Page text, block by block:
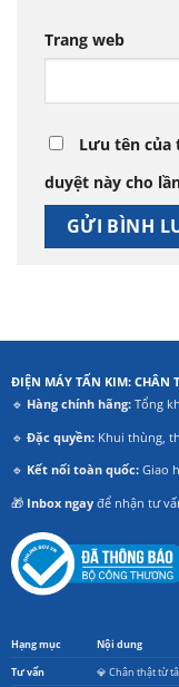
Trang web
Lưu tên của
duyệt này cho
ĐIỆN MÁY TẤN KIM: CHÂN
🔹 Hàng chính hãng:Tổng
🔹 Đặc quyền:Khui thùng,
🔹 Kết nối toàn quốc:Giao
🎁 Inbox ngayđể nhận tư
Hạng mục Nội dung
Tư vấn 💎 Chân thật từ